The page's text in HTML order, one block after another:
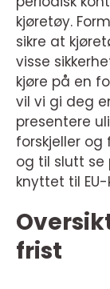
kjøretøy.
sikre at
visse
kjøre på en
vil vi gi deg
presentere
forskjeller
og til slutt
knyttet til
frist